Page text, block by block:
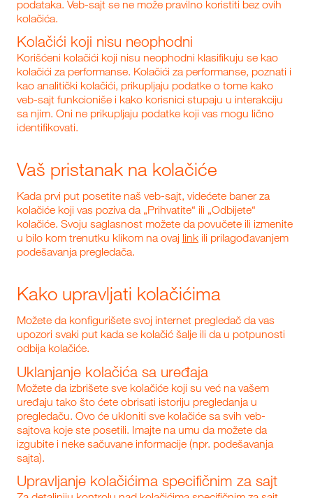
podataka. Veb-sajt se ne može pravilno koristiti bez ovih
kolačića.
Kolačići koji nisu neophodni
Korišćeni kolačići koji nisu neophodni klasifikuju se kao
kolačići za performanse. Kolačići za performanse, poznati i
kao analitički kolačići, prikupljaju podatke o tome kako
veb-sajt funkcioniše i kako korisnici stupaju u interakciju
sa njim. Oni ne prikupljaju podatke koji vas mogu lično
identifikovati.
Vaš pristanak na kolačiće
Kada prvi put posetite naš veb-sajt, videćete baner za
kolačiće koji vas poziva da „Prihvatite“ ili „Odbijete“
kolačiće. Svoju saglasnost možete da povučete ili izmenite
u bilo kom trenutku klikom na ovaj linkili prilagođavanjem
podešavanja pregledača.
Kako upravljati kolačićima
Možete da konfigurišete svoj internet pregledač da vas
upozori svaki put kada se kolačić šalje ili da u potpunosti
odbija kolačiće.
Uklanjanje kolačića sa uređaja
Možete da izbrišete sve kolačiće koji su već na vašem
uređaju tako što ćete obrisati istoriju pregledanja u
pregledaču. Ovo će ukloniti sve kolačiće sa svih veb-
sajtova koje ste posetili. Imajte na umu da možete da
izgubite i neke sačuvane informacije (npr. podešavanja
sajta).
Upravljanje kolačićima specifičnim za sajt